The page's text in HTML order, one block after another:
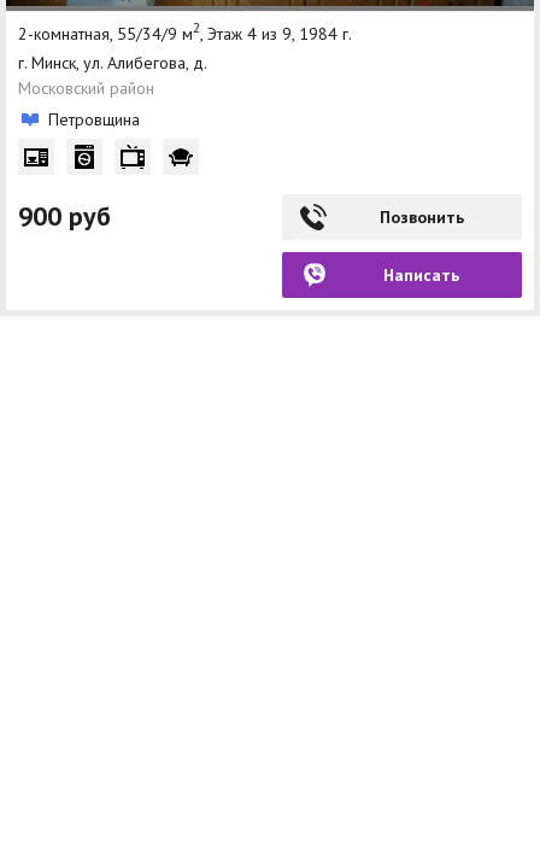
2-комнатная, 55/34/9 м2, Этаж 4 из 9, 1984 г.
г. Минск, ул. Алибегова, д.
Московский район
Петровщина
900 руб Позвонить
Написать